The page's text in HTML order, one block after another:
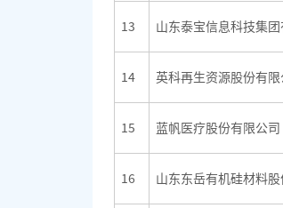
13 山东泰宝信息科技集
14 英科再生资源股份有限
15 蓝帆医疗股份有限公司
16 山东东岳有机硅材料